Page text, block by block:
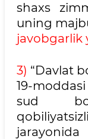
shaxs
uning
javobgarlik
3) “Davlat
19-
sud